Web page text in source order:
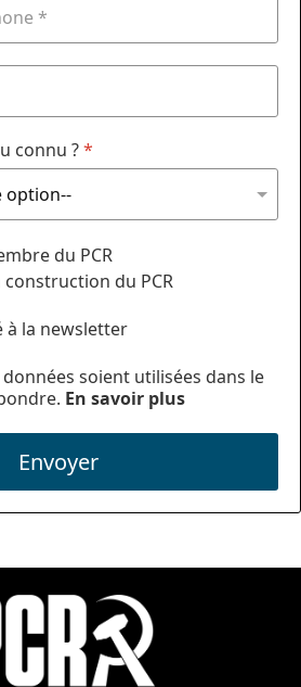
connu ?*
du PCR
construction du PCR
à la newsletter
données soient utilisées dans le
En savoir plus
Envoyer